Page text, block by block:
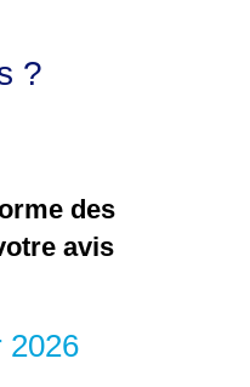
?
des
avis
2026